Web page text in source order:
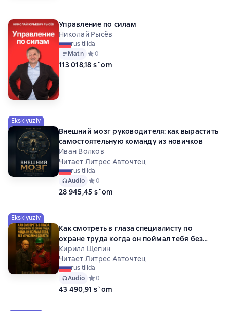
Управление по силам
Николай Рысёв
rus tilida
Matn Средний рейтинг 0 на основе 0 оценок
0
113 018,18 s`om
Eksklyuziv
Внешний мозг руководителя: как вырастить
самостоятельную команду из новичков
Иван Волков
Читает Литрес Авточтец
rus tilida
Audio Средний рейтинг 0 на основе 0 оценок
0
28 945,45 s`om
Eksklyuziv
Как смотреть в глаза специалисту по
охране труда когда он поймал тебя без
угрызения совести
Кирилл Щепин
Читает Литрес Авточтец
rus tilida
Audio Средний рейтинг 0 на основе 0 оценок
0
43 490,91 s`om